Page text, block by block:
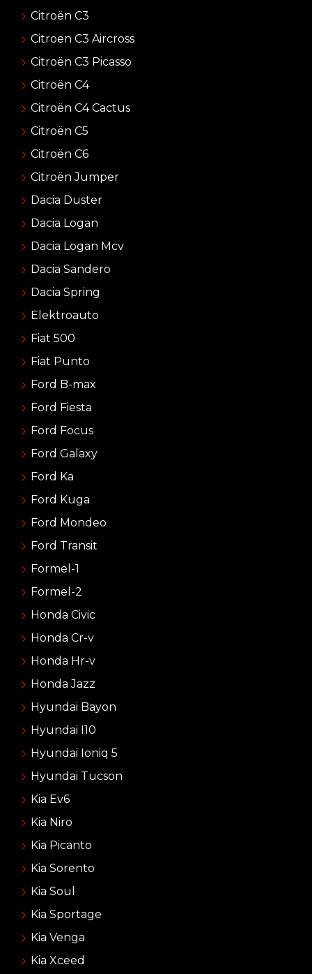
Citroën C3
Citroen C3 Aircross
Citroën C3 Picasso
Citroën C4
Citroën C4 Cactus
Citroën C5
Citroën C6
Citroën Jumper
Dacia Duster
Dacia Logan
Dacia Logan Mcv
Dacia Sandero
Dacia Spring
Elektroauto
Fiat 500
Fiat Punto
Ford B-max
Ford Fiesta
Ford Focus
Ford Galaxy
Ford Ka
Ford Kuga
Ford Mondeo
Ford Transit
Formel-1
Formel-2
Honda Civic
Honda Cr-v
Honda Hr-v
Honda Jazz
Hyundai Bayon
Hyundai I10
Hyundai Ioniq 5
Hyundai Tucson
Kia Ev6
Kia Niro
Kia Picanto
Kia Sorento
Kia Soul
Kia Sportage
Kia Venga
Kia Xceed